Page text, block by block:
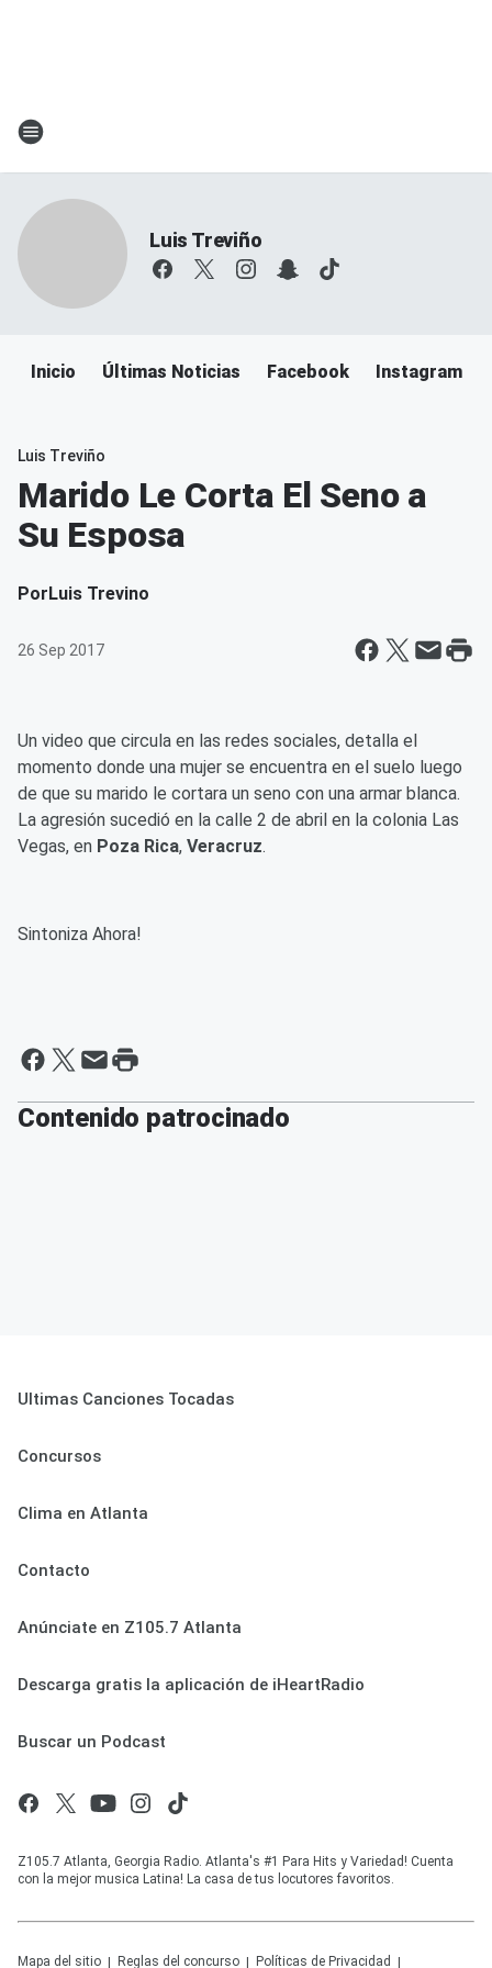
Luis Treviño
Inicio Últimas Noticias Facebook Instagram
Luis Treviño
Marido Le Corta El Seno a
Su Esposa
PorLuis Trevino
26 Sep 2017
Un video que circula en las redes sociales, detalla el
momento donde una mujer se encuentra en el suelo luego
de que su marido le cortara un seno con una armar blanca.
La agresión sucedió en la calle 2 de abril en la colonia Las
Vegas, en Poza Rica, Veracruz.
Sintoniza Ahora!
Contenido patrocinado
Ultimas Canciones Tocadas
Concursos
Clima en Atlanta
Contacto
Anúnciate en Z105.7 Atlanta
Descarga gratis la aplicación de iHeartRadio
Buscar un Podcast
Z105.7 Atlanta, Georgia Radio. Atlanta's #1 Para Hits y Variedad! Cuenta
con la mejor musica Latina! La casa de tus locutores favoritos.
Mapa del sitio Reglas del concurso Políticas de Privacidad